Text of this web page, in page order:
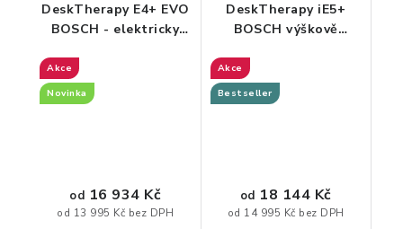
DeskTherapy E4+ EVO
BOSCH - elektricky
Akce
Novinka
od 13 995 Kč bez DPH
od 16 934 Kč
DeskTherapy iE5+
BOSCH výškově
Akce
Bestseller
od 14 995 Kč bez DPH
od 18 144 Kč